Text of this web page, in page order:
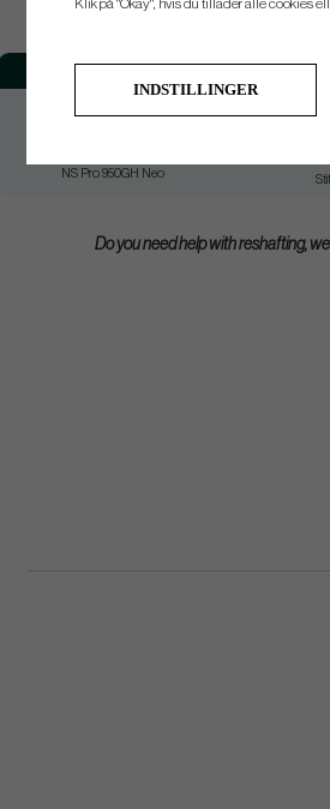
Model
NS Pro 950GH Neo
Do you need help with reshafting,
Klik på "Okay", hvis du tillader alle cookies
INDSTILLINGER